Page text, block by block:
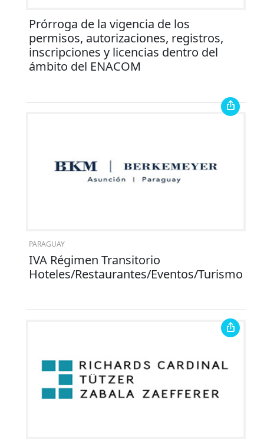
Prórroga de la vigencia de los
permisos, autorizaciones, registros,
inscripciones y licencias dentro del
ámbito del ENACOM
PARAGUAY
IVA Régimen Transitorio
Hoteles/Restaurantes/Eventos/Turismo